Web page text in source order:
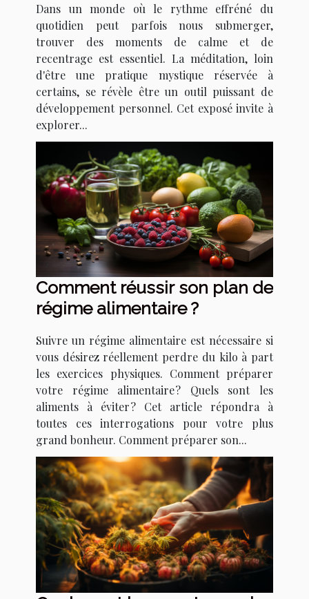
Dans un monde où le rythme effréné du
quotidien peut parfois nous submerger,
trouver des moments de calme et de
recentrage est essentiel. La méditation, loin
d'être une pratique mystique réservée à
certains, se révèle être un outil puissant de
développement personnel. Cet exposé invite à
explorer...
Comment réussir son plan de
régime alimentaire ?
Suivre un régime alimentaire est nécessaire si
vous désirez réellement perdre du kilo à part
les exercices physiques. Comment préparer
votre régime alimentaire ? Quels sont les
aliments à éviter ? Cet article répondra à
toutes ces interrogations pour votre plus
grand bonheur. Comment préparer son...